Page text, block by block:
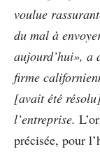
voulue
du mal à
aujourd’hui», a
firme
[avait été
l’entreprise.
précisée, pour